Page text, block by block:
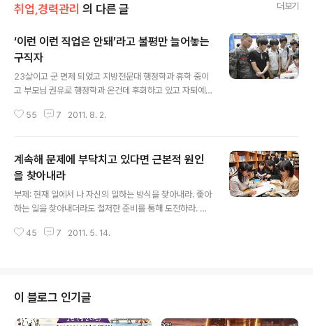
취업,경력관리 의 다른 글 더보기
‘이런 이런 직업은 안돼’라고 불평만 늘어놓는
구직자
23살이고 군 면제 되었고 지방전문대 행정학과 휴학 중이
고 부모님 권유로 행정학과 온건데 후회하고 있고 자퇴예
하고 기술을 배울지 고민이구요. 고3때까지 진로를 못 정
에 재수는 아직 안하고 있구요. 기술을 배울까도 생각해봤
는데 왠지 생소하고 제가 이쪽직업에 맞을까 의문이고 그
래서 아직까지 재수 쪽으로 마음이 기우는데요. 그리고 저
의 성격은 아주 내성적이라 대인관계가 안 좋아요. 친구 사
없어요. 제가 부끄럼 많이 타고 긴장 많이 하는 내성적성격
55 7 2011. 8. 2.
계속해 문제에 부닥치고 있다면 근본적 원인
을 찾아내라
부제: 현재 일에서 나 자신의 일하는 방식을 찾아내라. 좋아
하는 일을 찾아내더라도 철저한 준비를 통해 도전하라. 취
파도를 넘는다. 직장인이 되어서는 적어도 삼팔선(38세)까
이 정도의 이야기가 회자될 정도이니 대학생 때부터 성공
에 대한 집념을 불태우는 사람들이 많다. 사회로 나와서는
경쟁자들에게 밀리지 않고 싶어 처절한 몸부림을 친다. 그
45 7 2011. 5. 14.
이 블로그 인기글